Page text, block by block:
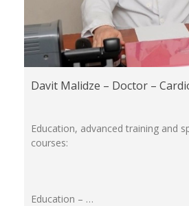
Davit Malidze – Doctor –
Education, advanced training and
courses:
Education – …